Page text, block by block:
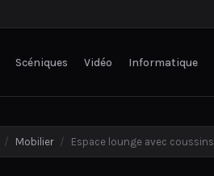
Scéniques Vidéo Informatique
/ Mobilier / Espace lounge avec coussins